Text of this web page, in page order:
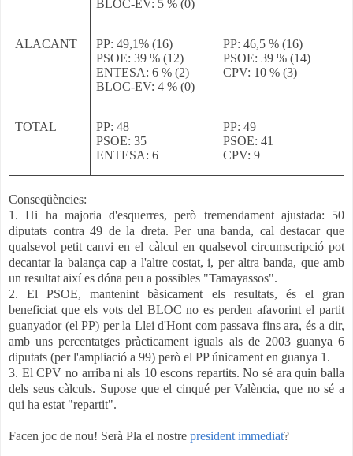
BLOC-EV: 5 % (0)
ALACANT PP: 49,1% (16)
PSOE: 39 % (12)
ENTESA: 6 % (2)
BLOC-EV: 4 % (0)
PP: 46,5 % (16)
PSOE: 39 % (14)
CPV: 10 % (3)
TOTAL PP: 48
PSOE: 35
ENTESA: 6
PP: 49
PSOE: 41
CPV: 9
Conseqüències:
1. Hi ha majoria d'esquerres, però tremendament ajustada: 50
diputats contra 49 de la dreta. Per una banda, cal destacar que
qualsevol petit canvi en el càlcul en qualsevol circumscripció pot
decantar la balança cap a l'altre costat, i, per altra banda, que amb
un resultat així es dóna peu a possibles "Tamayassos".
2. El PSOE, mantenint bàsicament els resultats, és el gran
beneficiat que els vots del BLOC no es perden afavorint el partit
guanyador (el PP) per la Llei d'Hont com passava fins ara, és a dir,
amb uns percentatges pràcticament iguals als de 2003 guanya 6
diputats (per l'ampliació a 99) però el PP únicament en guanya 1.
3. El CPV no arriba ni als 10 escons repartits. No sé ara quin balla
dels seus càlculs. Supose que el cinqué per València, que no sé a
qui ha estat "repartit".
Facen joc de nou! Serà Pla el nostre president immediat?